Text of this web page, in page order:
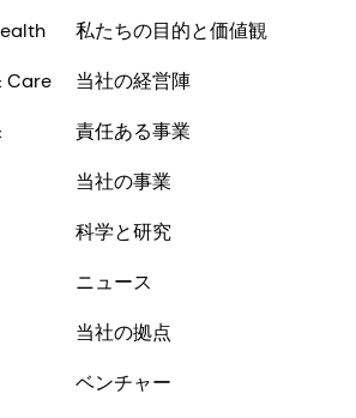
Care
私たちの目的と価値観
当社の経営陣
責任ある事業
当社の事業
科学と研究
ニュース
当社の拠点
ベンチャー